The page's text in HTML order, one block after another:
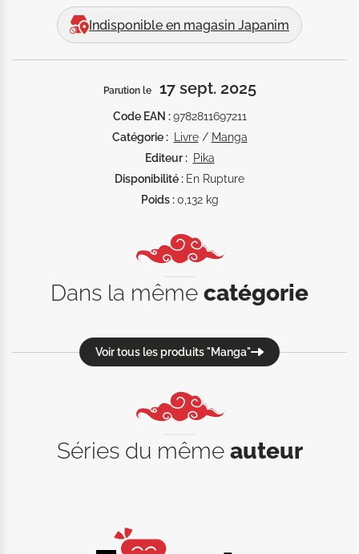
Indisponible en magasin Japanim
Parution le 17 sept. 2025
Code EAN :9782811697211
Catégorie :
Livre/ Manga
Editeur : Pika
Disponibilité : En Rupture
Poids :0,132 kg
Dans la même catégorie
Voir tous les produits "Manga"
Séries du même auteur